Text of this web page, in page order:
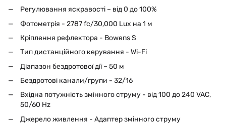
Регулювання яскравості – від 0 до 100%
Фотометрія - 2787 fc/30,000 Lux на 1 м
Кріплення рефлектора - Bowens S
Тип дистанційного керування - Wi-Fi
Діапазон бездротової дії – 50 м
Бездротові канали/групи - 32/16
Вхідна потужність змінного струму - від 100 до 240 VAC,
50/60 Hz
Джерело живлення - Адаптер змінного струму